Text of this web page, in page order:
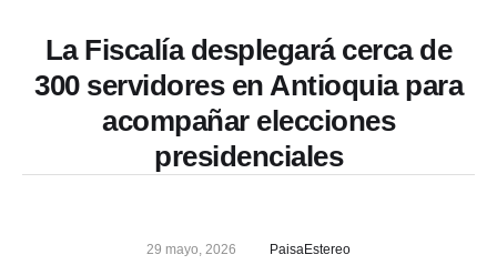
La Fiscalía desplegará cerca de
300 servidores en Antioquia para
acompañar elecciones
presidenciales
29 mayo, 2026 PaisaEstereo